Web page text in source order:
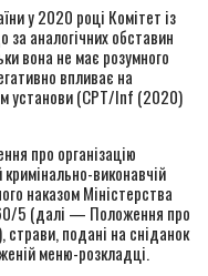
у 2020 році Комітет із
за аналогічних обставин
вона не має розумного
впливає на
установи (CPT/Inf (2020)
про організацію
виконавчій
наказом Міністерства
5 (далі — Положення про
страви, подані на сніданок
меню-розкладці.